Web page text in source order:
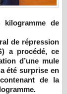
de répression
a procédé, ce
d’une mule
été surprise en
de la